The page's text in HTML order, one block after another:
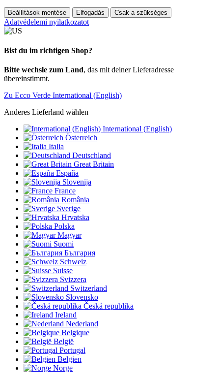
Beállítások mentése Elfogadás Csak a szükséges
Adatvédelemi nyilatkozatot
Bist du im richtigen Shop?
Bitte wechsle zum Land, das mit deiner Lieferadresse
übereinstimmt.
Zu Ecco Verde International (English)
Anderes Lieferland wählen
International (English)
Österreich
Italia
Deutschland
Great Britain
España
Slovenija
France
România
Sverige
Hrvatska
Polska
Magyar
Suomi
България
Schweiz
Suisse
Svizzera
Switzerland
Slovensko
Česká republika
Ireland
Nederland
Belgique
België
Portugal
Belgien
Norge